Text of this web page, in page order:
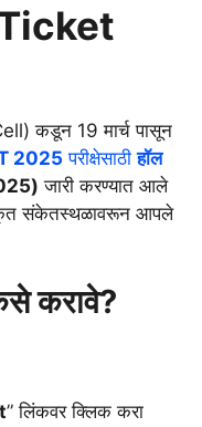
कडून 19 मार्च पासून
2025 परीक्षेसाठीहॉल
जारी करण्यात आले
संकेतस्थळावरून आपले
करावे?
” लिंकवर क्लिक करा